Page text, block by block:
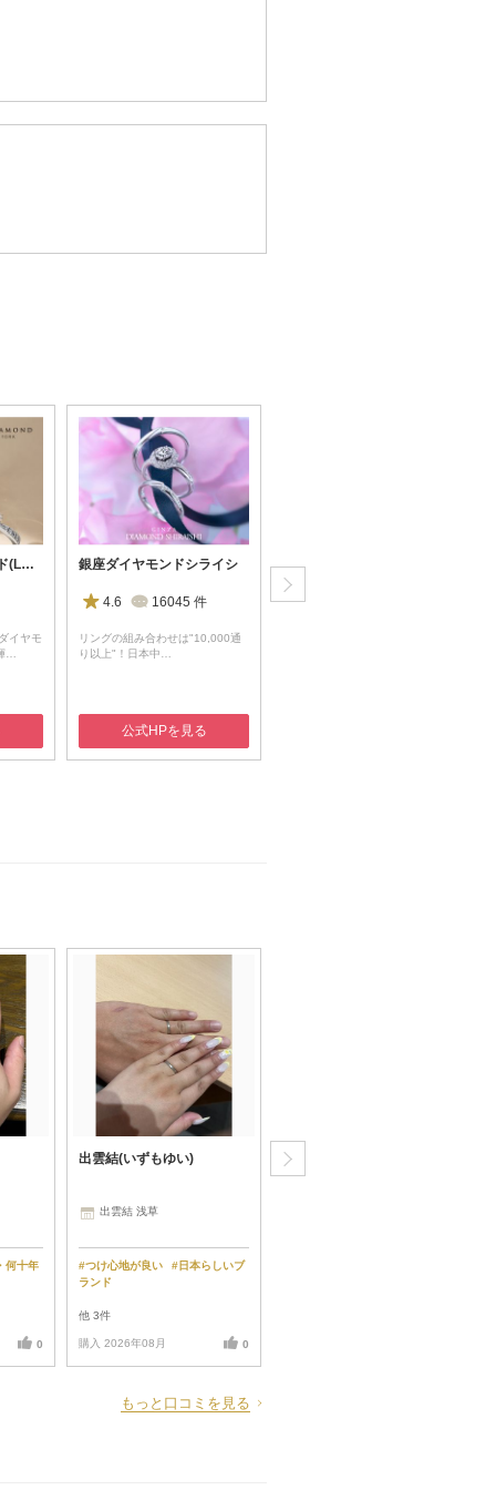
ラザール ダイヤモンド(LAZARE DIAMOND)
イヤモ
…
銀座ダイヤモンドシライシ
4.6 16045 件
リングの組み合わせは"10,000通
り以上"！日本中…
公式HPを見る
杢目金屋(もくめがねや)
何十年
0
出雲結(いずもゆい)
出雲結 浅草
#つけ心地が良い
#日本らしいブ
ランド
他 3件
購入 2026年08月 0
TANZO.(鍛造指輪)
もっと口コミを見る